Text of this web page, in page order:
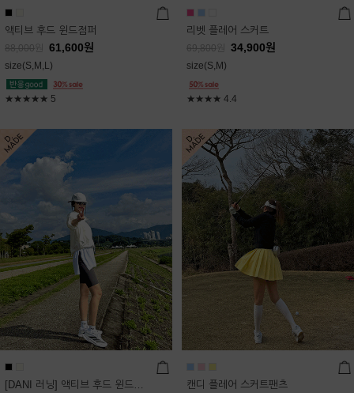
액티브 후드 윈드점퍼
88,000 61,600원
size(S,M,L)
★★★★★ 5
리벳 플레어 스커트
69,800 34,900원
size(S,M)
★★★★ 4.4
[DANI 러닝] 액티브 후드 윈드점퍼 캔디 플레어 스커트팬츠